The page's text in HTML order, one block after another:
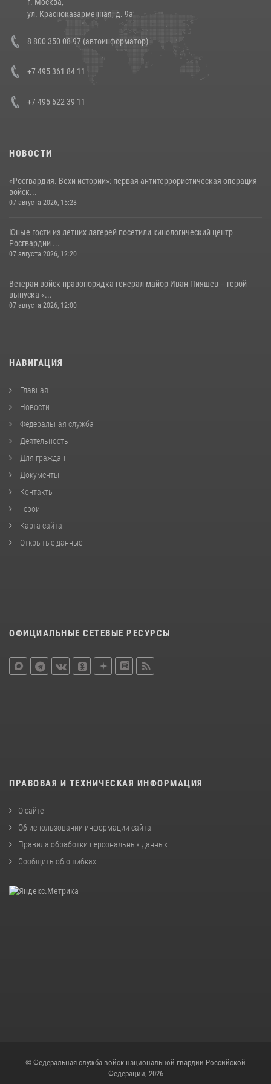
14 июля 2026, 12:20
В Росгвардии прошла военно-научная конференция по обобщению
боевого опыта
ул. Красноказарменная, д. 9а
8 800 350 08 97 (автоинформатор)
+7 495 361 84 11
+7 495 622 39 11
НОВОСТИ
«Росгвардия. Вехи истории»: первая антитеррористическая операция
войск...
07 августа 2026, 15:28
Юные гости из летних лагерей посетили кинологический центр
Росгвардии ...
07 августа 2026, 12:20
Ветеран войск правопорядка генерал-майор Иван Пияшев – герой
выпуска «...
07 августа 2026, 12:00
НАВИГАЦИЯ
Главная
Новости
Федеральная служба
Деятельность
Для граждан
Документы
Контакты
Герои
Карта сайта
Открытые данные
ОФИЦИАЛЬНЫЕ СЕТЕВЫЕ РЕСУРСЫ
ПРАВОВАЯ И ТЕХНИЧЕСКАЯ ИНФОРМАЦИЯ
О сайте
Об использовании информации сайта
Правила обработки персональных данных
Сообщить об ошибках
© Федеральная служба войск национальной гвардии Российской
Федерации, 2026